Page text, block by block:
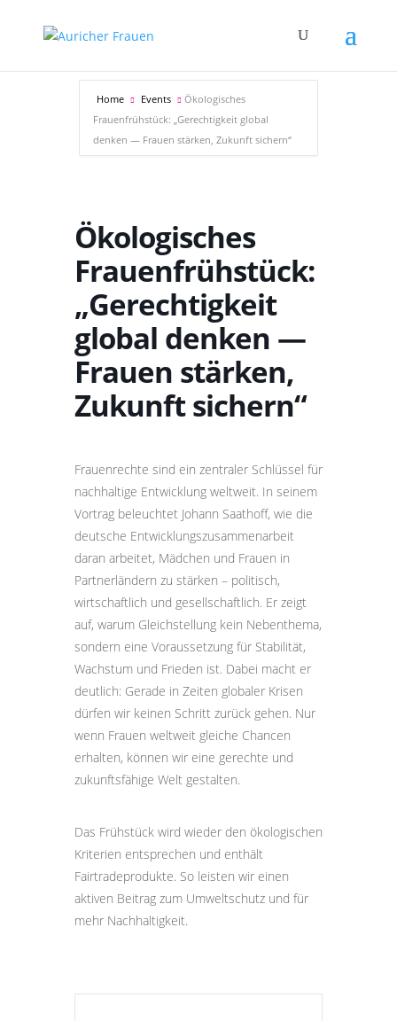
Home Events
Ökologisches
Frauenfrühstück: „Gerechtigkeit global
denken — Frauen stärken, Zukunft sichern“
Ökologisches
Frauenfrühstück:
„Gerechtigkeit
global denken —
Frauen stärken,
Zukunft sichern“
Frauenrechte sind ein zentraler Schlüssel für
nachhaltige Entwicklung weltweit. In seinem
Vortrag beleuchtet Johann Saathoff, wie die
deutsche Entwicklungszusammenarbeit
daran arbeitet, Mädchen und Frauen in
Partnerländern zu stärken – politisch,
wirtschaftlich und gesellschaftlich. Er zeigt
auf, warum Gleichstellung kein Nebenthema,
sondern eine Voraussetzung für Stabilität,
Wachstum und Frieden ist. Dabei macht er
deutlich: Gerade in Zeiten globaler Krisen
dürfen wir keinen Schritt zurück gehen. Nur
wenn Frauen weltweit gleiche Chancen
erhalten, können wir eine gerechte und
zukunftsfähige Welt gestalten.
Das Frühstück wird wieder den ökologischen
Kriterien entsprechen und enthält
Fairtradeprodukte. So leisten wir einen
aktiven Beitrag zum Umweltschutz und für
mehr Nachhaltigkeit.